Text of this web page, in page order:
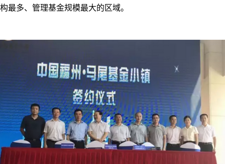
构最多、管理基金规模最大的区域。